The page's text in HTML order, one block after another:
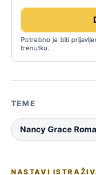
Potrebno je biti
trenutku.
TEME
Nancy Grace
NASTAVI